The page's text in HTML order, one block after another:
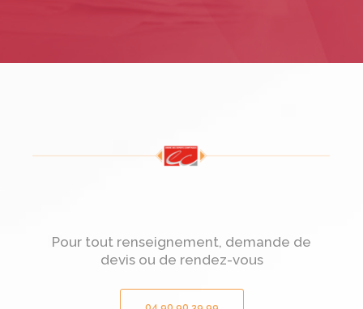
Pour tout renseignement, demande de
devis ou de rendez-vous